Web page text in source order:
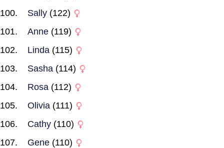
Sally (122)
Anne (119)
Linda (115)
Sasha (114)
Rosa (112)
Olivia (111)
Cathy (110)
Gene (110)